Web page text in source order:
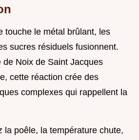
touche le métal brûlant, les
sucres résiduels fusionnent.
de Noix de Saint Jacques
cette réaction crée des
complexes qui rappellent la
la poêle, la température chute,